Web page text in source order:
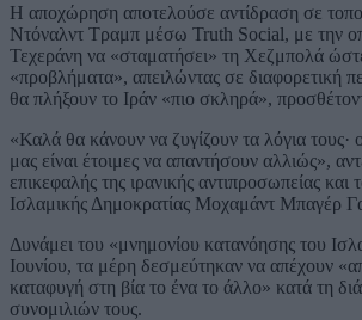
Η αποχώρηση αποτελούσε αντίδραση σε
Ντόναλντ Τραμπ μέσω Truth Social, με την
Τεχεράνη να «σταματήσει» τη Χεζμπολά
«προβλήματα», απειλώντας σε διαφορετική
θα πλήξουν το Ιράν «πιο σκληρά»,
«Καλά θα κάνουν να ζυγίζουν τα λόγια τους·
μας είναι έτοιμες να απαντήσουν αλλιώς»,
επικεφαλής της ιρανικής αντιπροσωπείας και
Ισλαμικής Δημοκρατίας Μοχαμάντ Μπαγέρ
Δυνάμει του «μνημονίου κατανόησης του
Ιουνίου, τα μέρη δεσμεύτηκαν να απέχουν
καταφυγή στη βία το ένα το άλλο» κατά τη
συνομιλιών τους.